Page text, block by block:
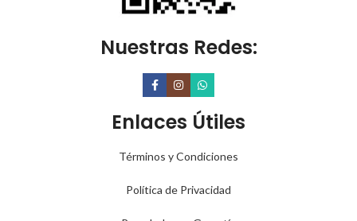
Nuestras Redes:
Enlaces Útiles
Términos y Condiciones
Política de Privacidad